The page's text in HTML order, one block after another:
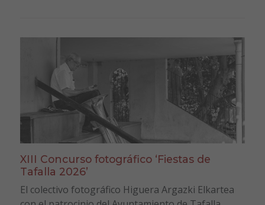
XIII Concurso fotográfico ‘Fiestas de
Tafalla 2026’
El colectivo fotográfico Higuera Argazki Elkartea